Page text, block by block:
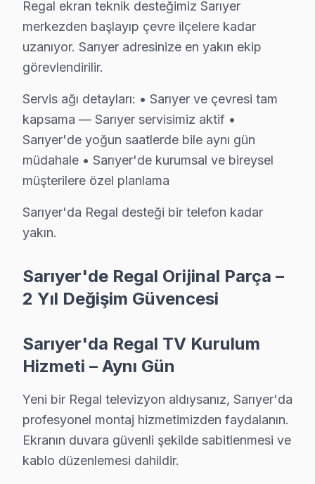
Sarıyer'de bu iklim-arıza korelasyonu stok
Sarıyer'da ve Çevresinde Regal TV Teknik
Servis ağı detayları:
• Sarıyer ve çevresi tam kapsama — Sarıyer
• Sarıyer'de yoğun saatlerde bile aynı gün müdahale
• Sarıyer'de kurumsal ve bireysel müşterilere özel
Sarıyer'de Regal Orijinal Parça – 2 Yıl
Sarıyer'da Regal TV Kurulum Hizmeti – Aynı
Yeni bir Regal televizyon aldıysanız, Sarıyer'da
• Sarıyer'de tek veya çift ekran kurulumu (ev/ofis)
• Sarıyer servisimizde duvar tipi braket seçimi ve
• Sarıyer servisimizde uydu/kablo alıcısı bağlantısı ve
• Sarıyer'de Smart akıllı TV uygulama kurulumu ve
Regal LED TV'nizin ilk açılışından itibaren en iyi
Regal ekran teknik desteğimiz Sarıyer
merkezden başlayıp çevre ilçelere kadar
uzanıyor. Sarıyer adresinize en yakın ekip
görevlendirilir.
Servis ağı detayları: • Sarıyer ve çevresi tam
kapsama — Sarıyer servisimiz aktif •
Sarıyer'de yoğun saatlerde bile aynı gün
müdahale • Sarıyer'de kurumsal ve bireysel
müşterilere özel planlama
Sarıyer'da Regal desteği bir telefon kadar
yakın.
Sarıyer'de Regal Orijinal Parça –
2 Yıl Değişim Güvencesi
Sarıyer'da Regal TV Kurulum
Hizmeti – Aynı Gün
Yeni bir Regal televizyon aldıysanız, Sarıyer'da
profesyonel montaj hizmetimizden faydalanın.
Ekranın duvara güvenli şekilde sabitlenmesi ve
kablo düzenlemesi dahildir.